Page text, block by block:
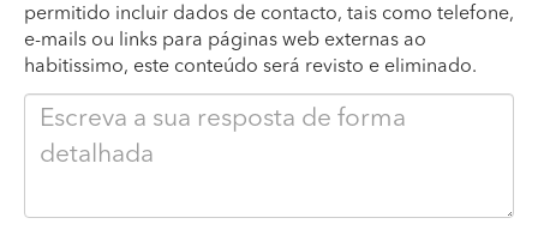
permitido incluir dados de contacto, tais como telefone,
e-mails ou links para páginas web externas ao
habitissimo, este conteúdo será revisto e eliminado.